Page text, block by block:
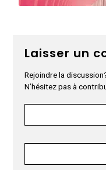
Laisser un
Rejoindre la
N’hésitez pas à